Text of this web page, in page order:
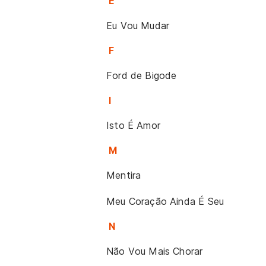
Eu Vou Mudar
F
Ford de Bigode
I
Isto É Amor
M
Mentira
Meu Coração Ainda É Seu
N
Não Vou Mais Chorar